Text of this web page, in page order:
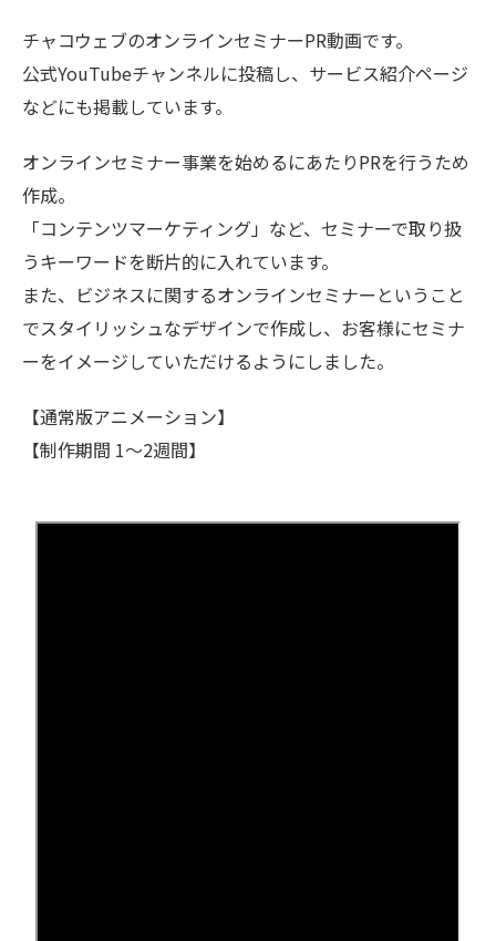
チャコウェブのオンラインセミナーPR動画です。
公式YouTubeチャンネルに投稿し、サービス紹介ページ
などにも掲載しています。
オンラインセミナー事業を始めるにあたりPRを行うため
作成。
「コンテンツマーケティング」など、セミナーで取り扱
うキーワードを断片的に入れています。
また、ビジネスに関するオンラインセミナーということ
でスタイリッシュなデザインで作成し、お客様にセミナ
ーをイメージしていただけるようにしました。
【通常版アニメーション】
【制作期間 1〜2週間】